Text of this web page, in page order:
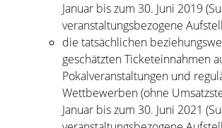
Januar bis zum 30. Juni 2019
veranstaltungsbezogene
die tatsächlichen
geschätzten Ticketeinnahmen
Pokalveranstaltungen und
Wettbewerben (ohne
Januar bis zum 30. Juni 2021